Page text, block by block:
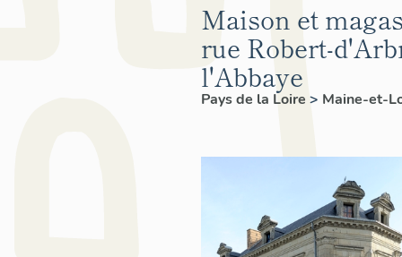
Maison et
rue Robert-
l'Abbaye
Pays de la Loire > Maine-et-